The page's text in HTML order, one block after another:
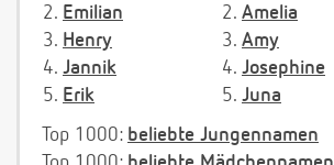
2. Emilian
3. Henry
4. Jannik
5. Erik
2. Amelia
3. Amy
4. Josephine
5. Juna
Top 1000: beliebte Jungennamen